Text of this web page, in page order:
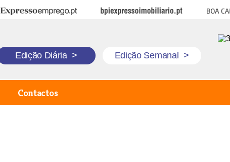
Expresso Emprego BPI Expresso Imobiliário Boa
Edição Diária > Edição Semanal >
Contactos